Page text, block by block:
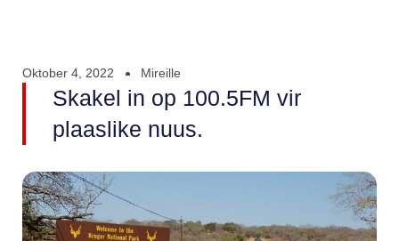
Oktober 4, 2022 Mireille
Skakel in op 100.5FM vir
plaaslike nuus.